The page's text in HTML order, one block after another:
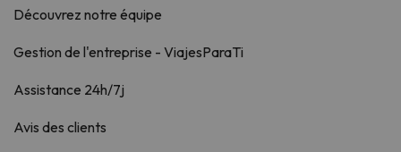
Découvrez notre équipe
Gestion de l'entreprise - ViajesParaTi
Assistance 24h/7j
Avis des clients